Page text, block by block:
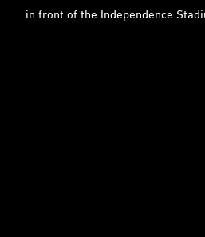
in front of the Independence